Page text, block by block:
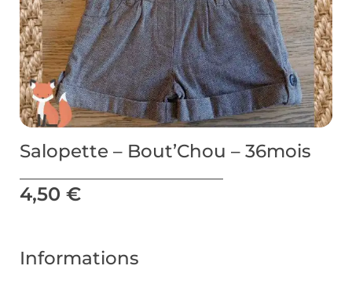
Salopette – Bout’Chou – 36mois
4,50 €
Informations